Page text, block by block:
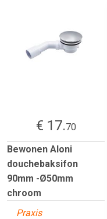
€ 17.70
Bewonen Aloni
douchebaksifon
90mm -Ø50mm
chroom
Praxis